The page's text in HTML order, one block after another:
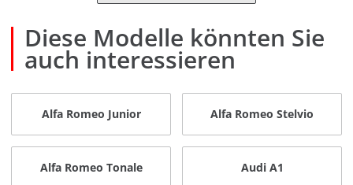
Diese Modelle könnten Sie
auch interessieren
Alfa Romeo Junior Alfa Romeo Stelvio
Alfa Romeo Tonale Audi A1